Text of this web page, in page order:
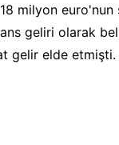
milyon
geliri olarak
gelir elde etmişti.